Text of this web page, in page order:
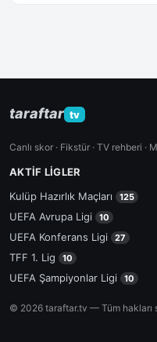
taraftar tv
Canlı skor · Fikstür · TV rehberi
AKTIF LIGLER
Kulüp Hazırlık Maçları
125
UEFA Avrupa Ligi 10
UEFA Konferans Ligi 27
TFF 1. Lig 10
UEFA Şampiyonlar Ligi 10
© 2026 taraftar.tv — Tüm hakları